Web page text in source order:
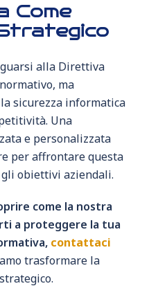
Come
alla Direttiva
ma
sicurezza informatica
Una
e personalizzata
per affrontare questa
obiettivi aziendali.
come la nostra
a proteggere la tua
contattaci
trasformare la